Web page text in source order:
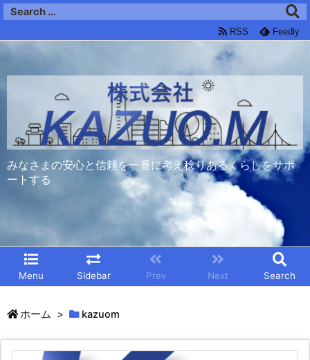
みなさまの安心と信頼を一番に考え稔りあるくらしをサポ
ートする
Menu Sidebar Prev Next Search
RSS Feedly
ホーム > kazuom